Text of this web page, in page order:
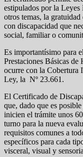
estipulados por la
otros temas, la
con discapacidad que
social, familiar o
Es importantísimo para
Prestaciones Básicas
ocurre con la Cobertura
Ley, la Nº 23.661.
El Certificado de
que, dado que es
inicien el trámite unos
turno para la nueva
requisitos comunes a
específicos para cada
visceral, visual y